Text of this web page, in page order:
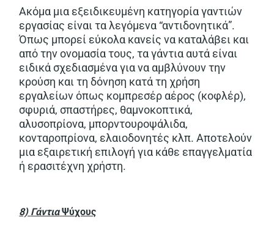
Ακόμα μια εξειδικευμένη κατηγορία γαντιών
εργασίας είναι τα λεγόμενα “αντιδονητικά”.
Όπως μπορεί εύκολα κανείς να καταλάβει και
από την ονομασία τους, τα γάντια αυτά είναι
ειδικά σχεδιασμένα για να αμβλύνουν την
κρούση και τη δόνηση κατά τη χρήση
εργαλείων όπως κομπρεσέρ αέρος (κοφλέρ),
σφυριά, σπαστήρες, θαμνοκοπτικά,
αλυσοπρίονα, μπορντουροψάλιδα,
κονταροπρίονα, ελαιοδονητές κλπ. Αποτελούν
μια εξαιρετική επιλογή για κάθε επαγγελματία
ή ερασιτέχνη χρήστη.
8) Γάντια Ψύχους